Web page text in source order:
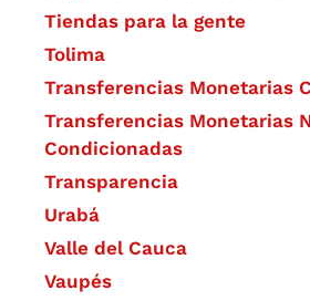
Tiendas para la gente
Tolima
Transferencias Monetarias
Transferencias Monetarias
Condicionadas
Transparencia
Urabá
Valle del Cauca
Vaupés